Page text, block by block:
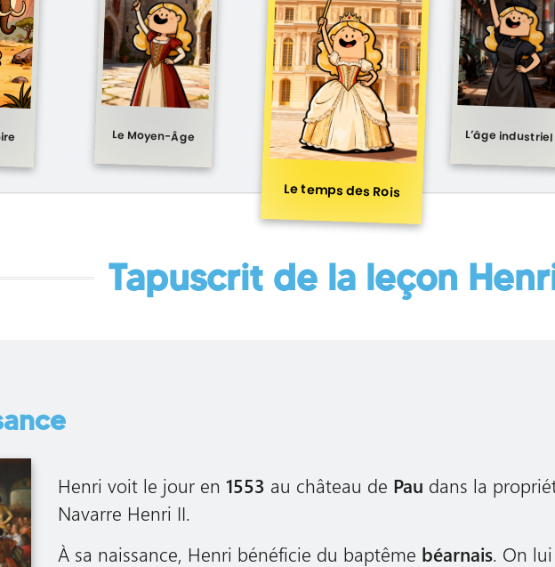
Le Moyen-Âge
Le temps des Rois
L’âge industriel
Tapuscrit de la leçon
Henri voit le jour en 1553 au château de Pau dans la
Navarre Henri II.
À sa naissance, Henri bénéficie du baptême béarnais . On